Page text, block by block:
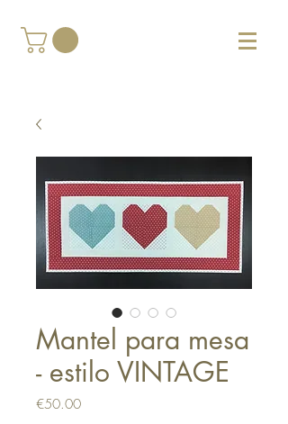
Mantel para mesa
- estilo VINTAGE
€50.00Price